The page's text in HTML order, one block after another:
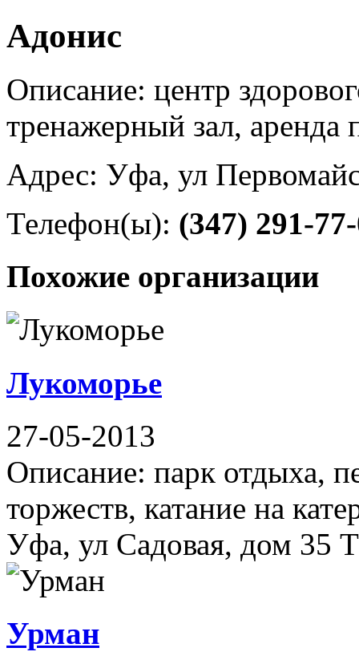
Адонис
Описание: центр
тренажерный зал,
Адрес: Уфа, ул
Телефон(ы): (347) 291-
Похожие организации
Лукоморье
27-05-2013
Описание: парк отдыха,
торжеств, катание на
Уфа, ул Садовая, дом 35
Урман